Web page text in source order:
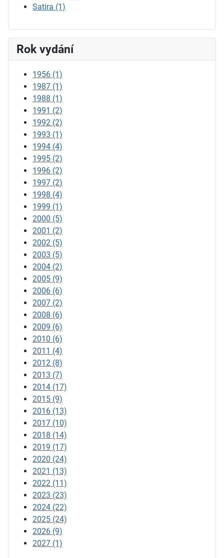
Satira (1)
Rok vydání
1956 (1)
1987 (1)
1988 (1)
1991 (2)
1992 (2)
1993 (1)
1994 (4)
1995 (2)
1996 (2)
1997 (2)
1998 (4)
1999 (1)
2000 (5)
2001 (2)
2002 (5)
2003 (5)
2004 (2)
2005 (9)
2006 (6)
2007 (2)
2008 (6)
2009 (6)
2010 (6)
2011 (4)
2012 (8)
2013 (7)
2014 (17)
2015 (9)
2016 (13)
2017 (10)
2018 (14)
2019 (17)
2020 (24)
2021 (13)
2022 (11)
2023 (23)
2024 (22)
2025 (24)
2026 (9)
2027 (1)